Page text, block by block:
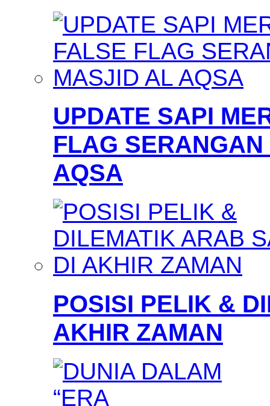
UPDATE SAPI
FLAG
AQSA
POSISI PELIK &
AKHIR ZAMAN